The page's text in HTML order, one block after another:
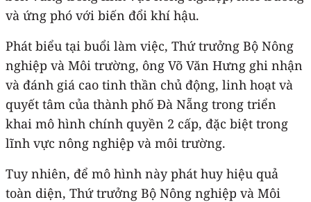
và ứng phó với biến đổi khí hậu.
Phát biểu tại buổi làm việc, Thứ trưởng Bộ Nông
nghiệp và Môi trường, ông Võ Văn Hưng ghi nhận
và đánh giá cao tinh thần chủ động, linh hoạt và
quyết tâm của thành phố Đà Nẵng trong triển
khai mô hình chính quyền 2 cấp, đặc biệt trong
lĩnh vực nông nghiệp và môi trường.
Tuy nhiên, để mô hình này phát huy hiệu quả
toàn diện, Thứ trưởng Bộ Nông nghiệp và Môi